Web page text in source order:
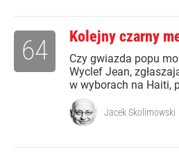
Kolejny czarny
Czy gwiazda popu
Wyclef Jean,
w wyborach na Haiti,
64
Jacek Skolimowski